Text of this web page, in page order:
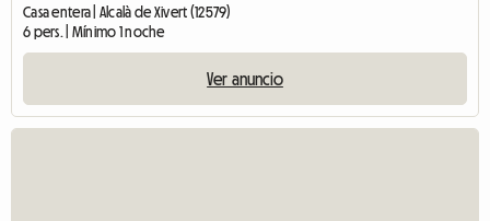
Casa entera | Alcalà de Xivert (12579)
6 pers. | Mínimo 1 noche
Ver anuncio